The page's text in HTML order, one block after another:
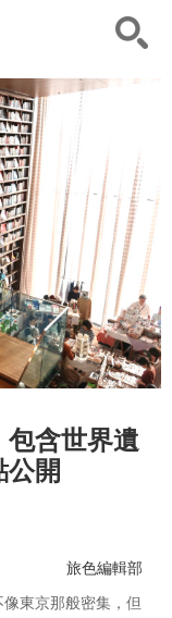
包含世界遺
公開
旅色編輯部
像東京那般密集，但